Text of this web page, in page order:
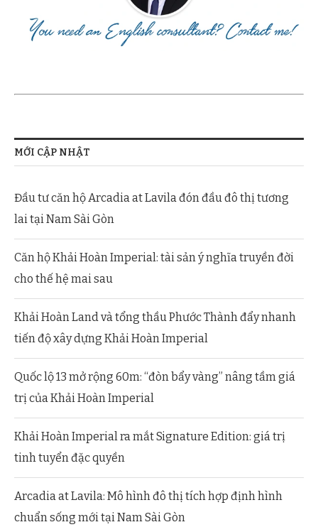
MỚI CẬP NHẬT
Đầu tư căn hộ Arcadia at Lavila đón đầu đô thị tương
lai tại Nam Sài Gòn
Căn hộ Khải Hoàn Imperial: tài sản ý nghĩa truyền đời
cho thế hệ mai sau
Khải Hoàn Land và tổng thầu Phước Thành đẩy nhanh
tiến độ xây dựng Khải Hoàn Imperial
Quốc lộ 13 mở rộng 60m: “đòn bẩy vàng” nâng tầm giá
trị của Khải Hoàn Imperial
Khải Hoàn Imperial ra mắt Signature Edition: giá trị
tinh tuyển đặc quyền
Arcadia at Lavila: Mô hình đô thị tích hợp định hình
chuẩn sống mới tại Nam Sài Gòn